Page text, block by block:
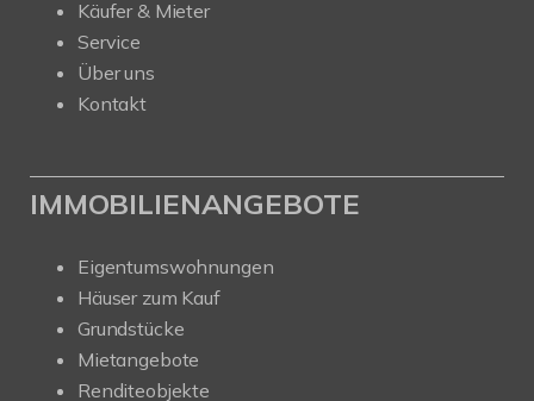
Käufer & Mieter
Service
Über uns
Kontakt
IMMOBILIENANGEBOTE
Eigentumswohnungen
Häuser zum Kauf
Grundstücke
Mietangebote
Renditeobjekte